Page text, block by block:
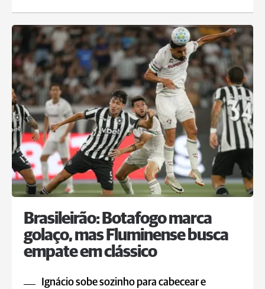
Brasileirão: Botafogo marca
golaço, mas Fluminense busca
empate em clássico
Ignácio sobe sozinho para cabecear e